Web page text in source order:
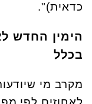
כדאית)".
הימין החדש
בכלל
מקרב מי